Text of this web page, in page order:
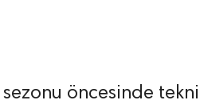
öncesinde